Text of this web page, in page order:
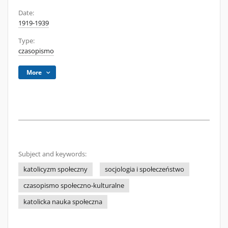
Date:
1919-1939
Type:
czasopismo
More
Subject and keywords:
katolicyzm społeczny
socjologia i społeczeństwo
czasopismo społeczno-kulturalne
katolicka nauka społeczna